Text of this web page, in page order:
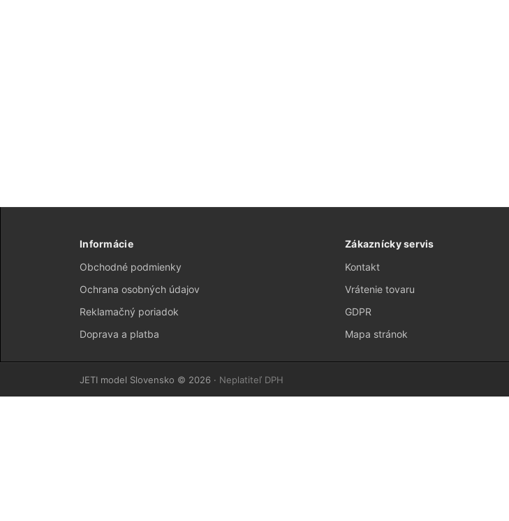
Informácie
Obchodné podmienky
Ochrana osobných údajov
Reklamačný poriadok
Doprava a platba
Zákaznícky servis
Kontakt
Vrátenie tovaru
GDPR
Mapa stránok
JETI model Slovensko © 2026 · Neplatiteľ DPH